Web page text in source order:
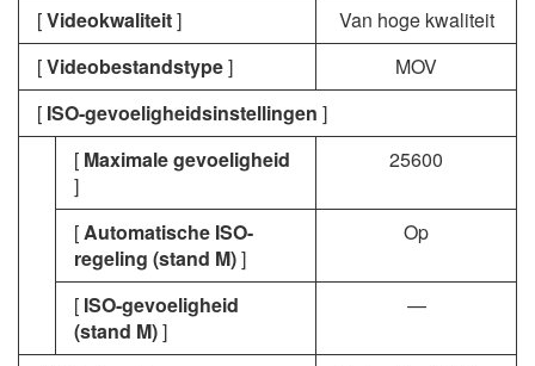
[Videokwaliteit]
Van hoge kwaliteit
[Videobestandstype]
MOV
[ ISO-gevoeligheidsinstellingen ]
[ Maximale gevoeligheid
]
25600
[Automatische ISO-
regeling (stand M)]
Op
[ ISO-gevoeligheid
(stand M)]
—